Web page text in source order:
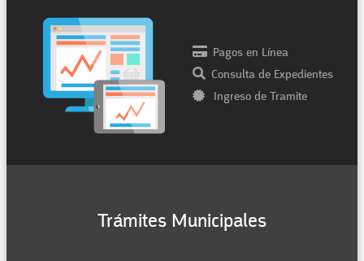
Pagos en Línea
Consulta de Expedientes
Ingreso de Tramite
Trámites Municipales